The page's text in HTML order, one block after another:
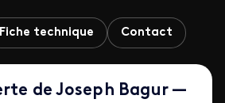
Fiche technique Contact
de Joseph Bagur —